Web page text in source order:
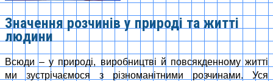
Значення розчинів у природі та житті
людини
Всюди – у природі, виробництві й повсякденному житті
ми зустрічаємося з різноманітними розчинами. Уся